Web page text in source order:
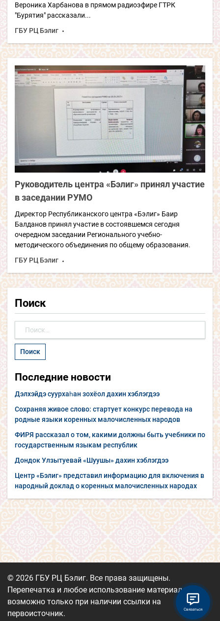
Вероника Харбанова в прямом радиоэфире ГТРК
"Бурятия" рассказали...
ГБУ РЦ Бэлиг
Руководитель центра «Бэлиг» принял участие
в заседании РУМО
Директор Республиканского центра «Бэлиг» Баир
Балданов принял участие в состоявшемся сегодня
очередном заседании Регионального учебно-
методического объединения по общему образования.
ГБУ РЦ Бэлиг
Поиск
Последние новости
Дэлхэйдэ суурхаһан зохёол дахин хэблэгдээ
Сохраняя живое слово: стартует конкурс перевода на
родные языки коренных малочисленных народов
ФИРЯ рассказал о том, какими должны быть учебники по
государственным языкам республик
Дондок Улзытуевай «Шуушы» дахин хэблэгдээ
Центр «Бэлиг» представил информацию для включения в
народный доклад о коренных малочисленных народах
© 2026 ГБУ РЦ Бэлиг. Все права защищены.
Перепечатка и любое использование материалов
возможно только при наличии ссылки на
первоисточник.
Связаться